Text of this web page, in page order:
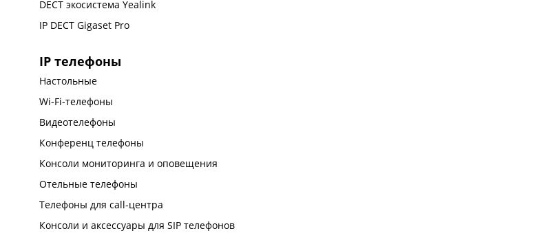
DECT экосистема Yealink
IP DECT Gigaset Pro
IP телефоны
Настольные
Wi-Fi-телефоны
Видеотелефоны
Конференц телефоны
Консоли мониторинга и оповещения
Отельные телефоны
Телефоны для call-центра
Консоли и аксессуары для SIP телефонов